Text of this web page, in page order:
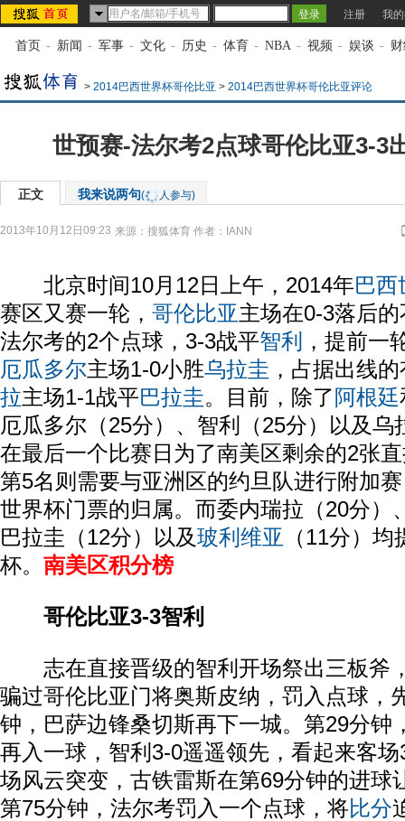
注册 我
首页 - 新闻 - 军事 - 文化 - 历史 - 体育 - NBA - 视频 - 娱谈 -
> 2014巴西世界杯哥伦比亚 > 2014巴西世界杯哥伦比亚评论
世预赛-法尔考2点球哥伦比亚3-3
正文 我来说两句( 人参与)
2013年10月12日09:23 来源： 搜狐体育 作者：IANN
北京时间10月12日上午，2014年巴西
赛区又赛一轮， 哥伦比亚主场在0-3落后
法尔考的2个点球，3-3战平智利
，提前一
厄瓜多尔主场1-0小胜乌拉圭 ，占据出线
拉主场1-1战平巴拉圭。目前，除了 阿根廷
厄瓜多尔（25分）、智利（25分）以及乌
在最后一个比赛日为了南美区剩余的2张
第5名则需要与亚洲区的约旦队进行附加
世界杯门票的归属。而委内瑞拉（20分）
巴拉圭（12分）以及玻利维亚
（11分）
杯。 南美区积分榜
哥伦比亚3-3智利
志在直接晋级的智利开场祭出三板斧
骗过哥伦比亚门将奥斯皮纳，罚入点球，
钟，巴萨边锋桑切斯再下一城。第29分钟
再入一球，智利3-0遥遥领先，看起来客
场风云突变，古铁雷斯在第69分钟的进球
第75分钟，法尔考罚入一个点球，将比分